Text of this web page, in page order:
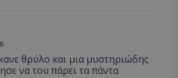
θρύλο και μια μυστηριώδης
να του πάρει τα πάντα